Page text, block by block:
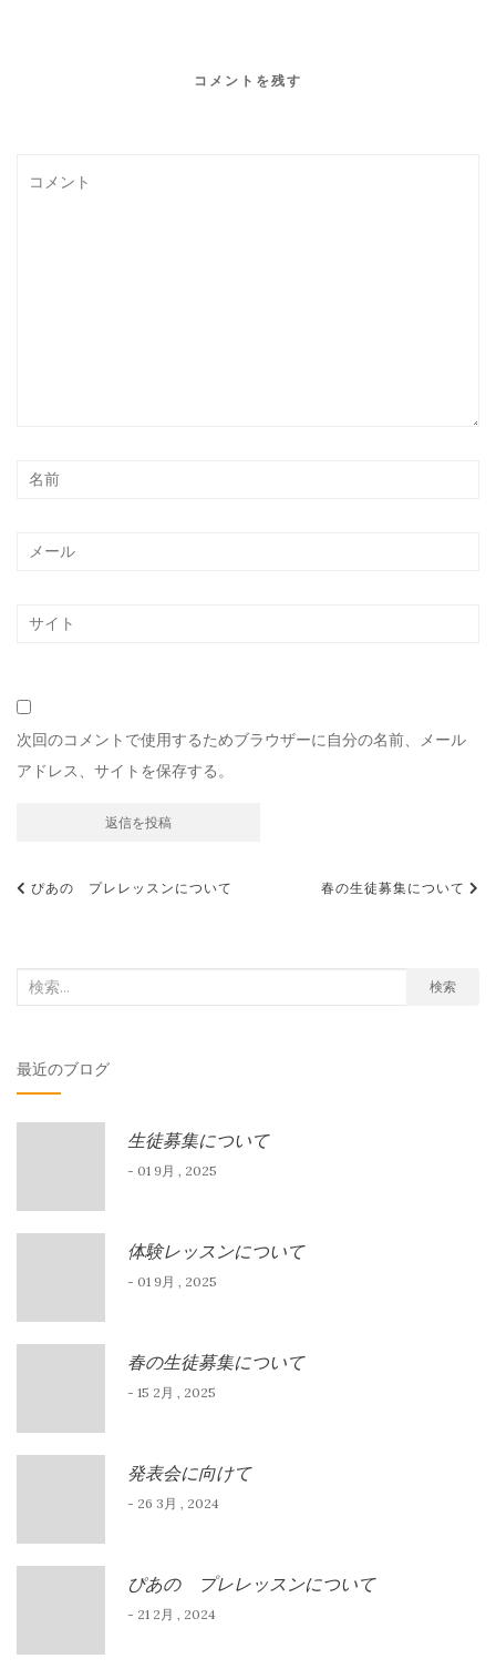
コメントを残す
次回のコメントで使用するためブラウザーに自分の名前、メール
アドレス、サイトを保存する。
投
ビ
ー
シ
ョ
ぴあの プレレッスンについて 春の生徒募集について
検
象:
検索
最近のブログ
生徒募集について
- 01 9月 , 2025
体験レッスンについて
- 01 9月 , 2025
春の生徒募集について
- 15 2月 , 2025
発表会に向けて
- 26 3月 , 2024
ぴあの プレレッスンについて
- 21 2月 , 2024